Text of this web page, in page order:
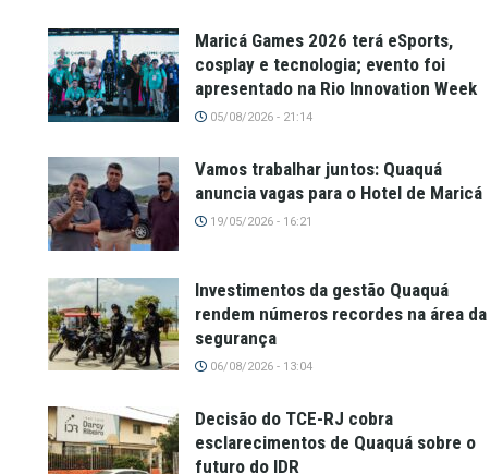
Maricá Games 2026 terá eSports,
cosplay e tecnologia; evento foi
apresentado na Rio Innovation Week
05/08/2026 - 21:14
Vamos trabalhar juntos: Quaquá
anuncia vagas para o Hotel de Maricá
19/05/2026 - 16:21
Investimentos da gestão Quaquá
rendem números recordes na área da
segurança
06/08/2026 - 13:04
Decisão do TCE-RJ cobra
esclarecimentos de Quaquá sobre o
futuro do IDR